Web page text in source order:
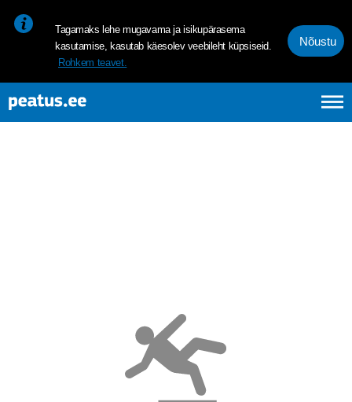
Tagamaks lehe mugavama ja isikupärasema
kasutamise, kasutab käesolev veebileht küpsiseid.
Rohkem teavet.
Nõustu